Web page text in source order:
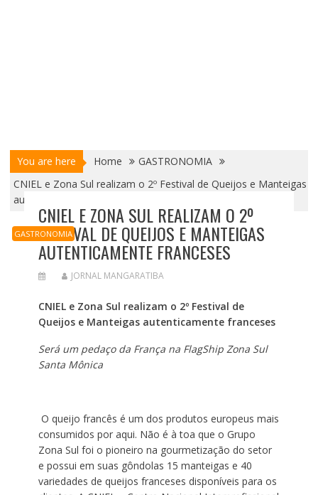
You are here Home
GASTRONOMIA
CNIEL e Zona Sul realizam o 2º Festival de Queijos e Manteigas
autenticamente franceses
GASTRONOMIA
CNIEL E ZONA SUL REALIZAM O 2º
FESTIVAL DE QUEIJOS E MANTEIGAS
AUTENTICAMENTE FRANCESES
JORNAL MANGARATIBA
CNIEL e Zona Sul realizam o 2º Festival de
Queijos e Manteigas autenticamente franceses
Será um pedaço da França na FlagShip Zona Sul
Santa Mônica
O queijo francês é um dos produtos europeus mais
consumidos por aqui. Não é à toa que o Grupo
Zona Sul foi o pioneiro na gourmetização do setor
e possui em suas gôndolas 15 manteigas e 40
variedades de queijos franceses disponíveis para os